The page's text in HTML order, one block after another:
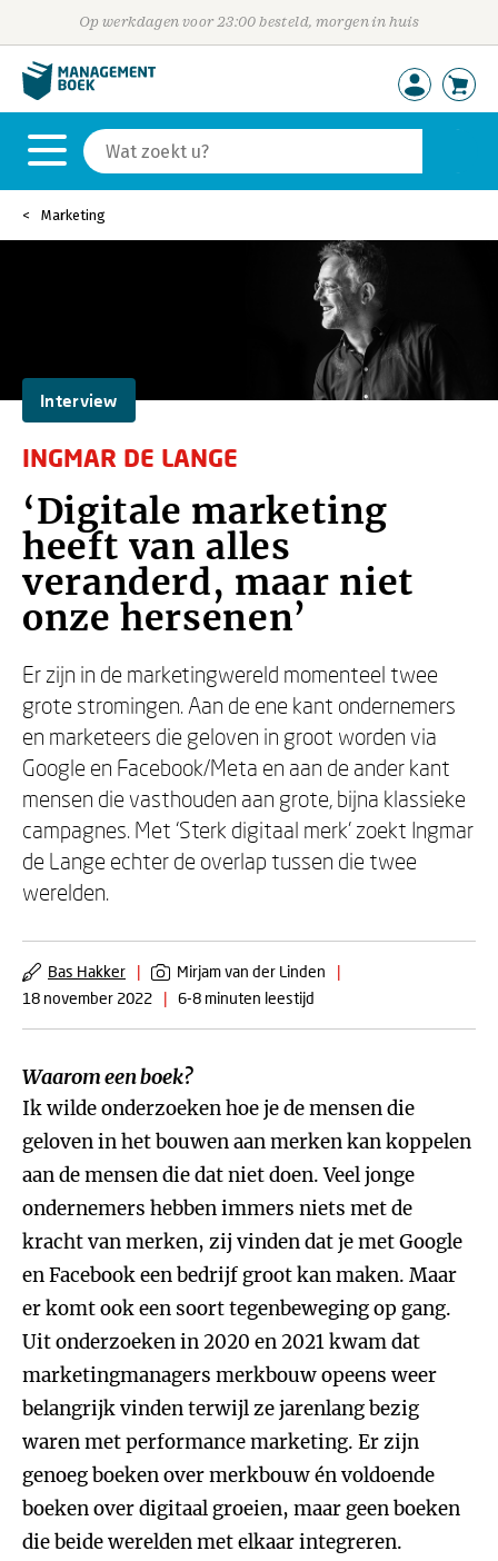
Op werkdagen voor 23:00 besteld, morgen in huis
Marketing
Interview
INGMAR DE LANGE
‘Digitale marketing
heeft van alles
veranderd, maar niet
onze hersenen’
Er zijn in de marketingwereld momenteel twee
grote stromingen. Aan de ene kant ondernemers
en marketeers die geloven in groot worden via
Google en Facebook/Meta en aan de ander kant
mensen die vasthouden aan grote, bijna klassieke
campagnes. Met ‘Sterk digitaal merk’ zoekt Ingmar
de Lange echter de overlap tussen die twee
werelden.
Bas Hakker | Mirjam van der Linden
|
18 november 2022
| 6-8 minuten leestijd
Waarom een boek?
Ik wilde onderzoeken hoe je de mensen die
geloven in het bouwen aan merken kan koppelen
aan de mensen die dat niet doen. Veel jonge
ondernemers hebben immers niets met de
kracht van merken, zij vinden dat je met Google
en Facebook een bedrijf groot kan maken. Maar
er komt ook een soort tegenbeweging op gang.
Uit onderzoeken in 2020 en 2021 kwam dat
marketingmanagers merkbouw opeens weer
belangrijk vinden terwijl ze jarenlang bezig
waren met performance marketing. Er zijn
genoeg boeken over merkbouw én voldoende
boeken over digitaal groeien, maar geen boeken
die beide werelden met elkaar integreren.